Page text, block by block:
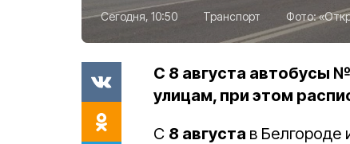
Сегодня, 10:50 Транспорт Фото:
С 8 августа автобусы
улицам, при этом
С 8 августа в Белгороде